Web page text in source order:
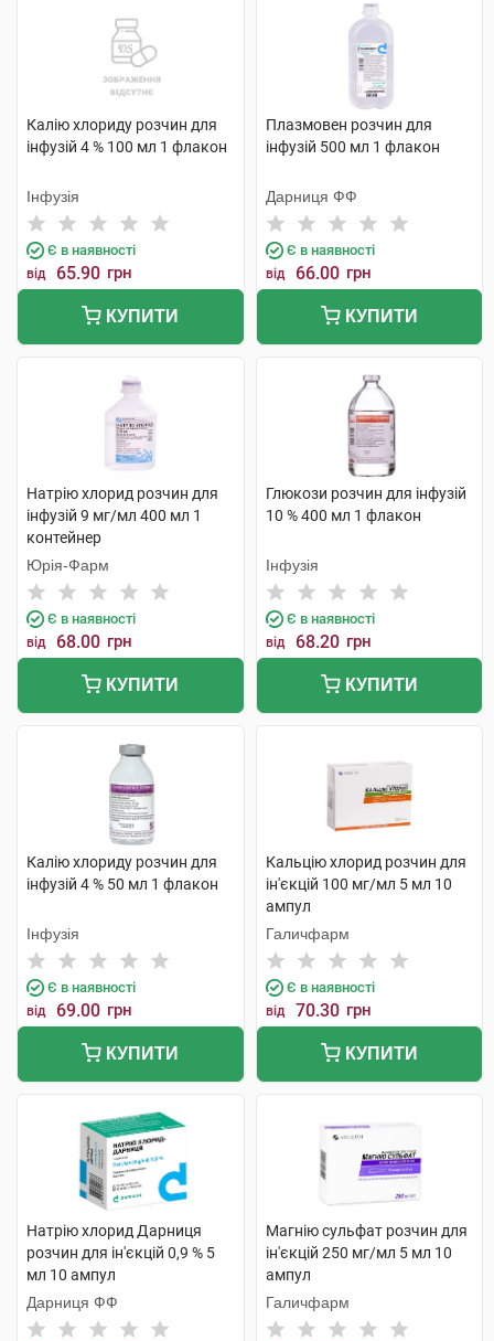
Калію хлориду розчин для
інфузій 4 % 100 мл 1 флакон
Інфузія
Є в наявності
від 65.90 грн
КУПИТИ
Плазмовен розчин для
інфузій 500 мл 1 флакон
Дарниця ФФ
Є в наявності
від 66.00 грн
КУПИТИ
Натрію хлорид розчин для
інфузій 9 мг/мл 400 мл 1
контейнер
Юрія-Фарм
Є в наявності
від 68.00 грн
КУПИТИ
Глюкози розчин для інфузій
10 % 400 мл 1 флакон
Інфузія
Є в наявності
від 68.20 грн
КУПИТИ
Калію хлориду розчин для
інфузій 4 % 50 мл 1 флакон
Інфузія
Є в наявності
від 69.00 грн
КУПИТИ
Кальцію хлорид розчин для
ін'єкцій 100 мг/мл 5 мл 10
ампул
Галичфарм
Є в наявності
від 70.30 грн
КУПИТИ
Натрію хлорид Дарниця
розчин для ін'єкцій 0,9 % 5
мл 10 ампул
Дарниця ФФ
Магнію сульфат розчин для
ін'єкцій 250 мг/мл 5 мл 10
ампул
Галичфарм